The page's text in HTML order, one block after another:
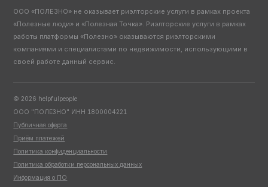
ООО «ПОЛЕЗНО» не оказывает риэлторские услуги в рамках проекта
«Полезные люди» и «Полезная Точка». Риэлторские услуги в рамках
работы платформы «Полезно» оказываются риэлторскими
компаниями и специалистами по недвижимости, использующими в
своей работе данный сервис.
© 2026 helpfulpeople
ООО "ПОЛЕЗНО" ИНН 1800004221
Публичная оферта
Приём платежей
Политика конфиденциальности
Политика обработки персональных данных
Информация о ПО